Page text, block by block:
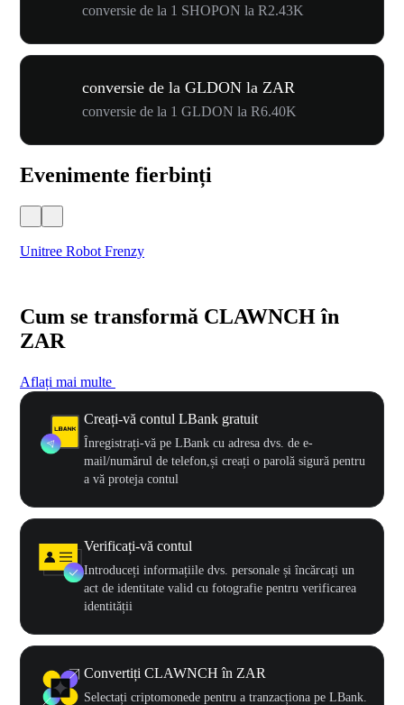
conversie de la 1 SHOPON la R2.43K
conversie de la GLDON la ZAR
conversie de la 1 GLDON la R6.40K
Evenimente fierbinți
Unitree Robot Frenzy
Cum se transformă CLAWNCH în
ZAR
Aflați mai multe
Creați-vă contul LBank gratuit
Înregistrați-vă pe LBank cu adresa dvs. de e-
mail/numărul de telefon,și creați o parolă sigură pentru
a vă proteja contul
Verificați-vă contul
Introduceți informațiile dvs. personale și încărcați un
act de identitate valid cu fotografie pentru verificarea
identității
Convertiți CLAWNCH în ZAR
Selectați criptomonede pentru a tranzacționa pe LBank.